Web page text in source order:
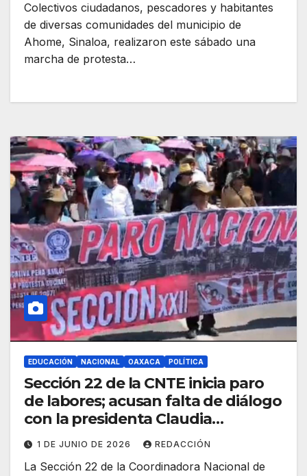
Colectivos ciudadanos, pescadores y habitantes
de diversas comunidades del municipio de
Ahome, Sinaloa, realizaron este sábado una
marcha de protesta…
EDUCACIÓN NACIONAL OAXACA POLÍTICA
Sección 22 de la CNTE inicia paro
de labores; acusan falta de diálogo
con la presidenta Claudia
Sheinbaum
1 DE JUNIO DE 2026 REDACCIÓN
La Sección 22 de la Coordinadora Nacional de